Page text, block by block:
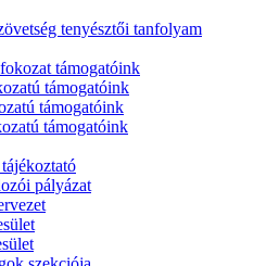
tenyésztői tanfolyam
támogatóink
támogatóink
támogatóink
támogatóink
pályázat